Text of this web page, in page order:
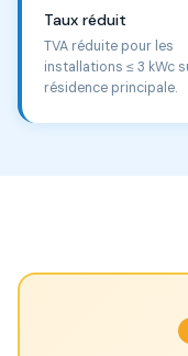
Taux réduit
TVA réduite pour les
installations ≤ 3 kWc
résidence principale.